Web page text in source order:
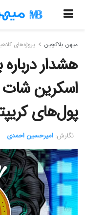
میهن بلاکچین پروژه‌های
هشدار
اسکرین شات
پول‌های
نگارش:‌ امیرحسین احمدی